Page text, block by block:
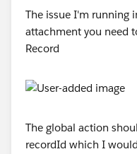
The issue I'm running
attachment you need
Record
The global action
recordId which I